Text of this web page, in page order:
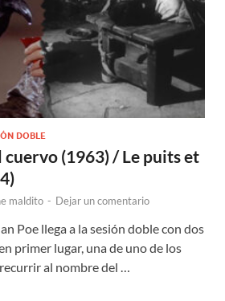
DOBLE
cuervo (1963) / Le puits et
maldito - Dejar un comentario
Poe llega a la sesión doble con dos
primer lugar, una de uno de los
al nombre del …